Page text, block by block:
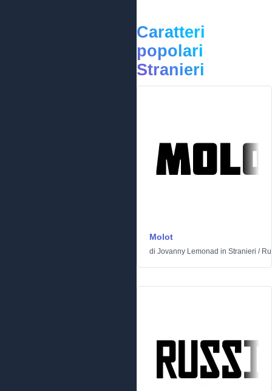
Caratteri
popolari
Stranieri
Molot
di Jovanny Lemonad in Stranieri /